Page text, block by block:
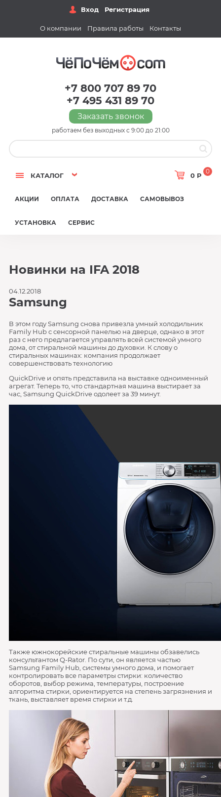
Вход Регистрация
О компании Правила работы Контакты
+7 800 707 89 70
+7 495 431 89 70
Заказать звонок
работаем без выходных с 9:00 до 21:00
КАТАЛОГ 0 Р
0
АКЦИИ ОПЛАТА ДОСТАВКА САМОВЫВОЗ
УСТАНОВКА СЕРВИС
Новинки на IFA 2018
04.12.2018
Samsung
В этом году Samsung снова привезла умный холодильник
Family Hub с сенсорной панелью на дверце, однако в этот
раз с него предлагается управлять всей системой умного
дома, от стиральной машины до духовки. К слову о
стиральных машинах: компания продолжает
совершенствовать технологию
QuickDrive и опять представила на выставке одноименный
агрегат. Теперь то, что стандартная машина выстирает за
час, Samsung QuickDrive одолеет за 39 минут.
Также южнокорейские стиральные машины обзавелись
консультантом Q-Rator. По сути, он является частью
Samsung Family Hub, системы умного дома, и помогает
контролировать все параметры стирки: количество
оборотов, выбор режима, температуры, построение
алгоритма стирки, ориентируется на степень загрязнения и
ткань, выставляет время стирки и т.д.